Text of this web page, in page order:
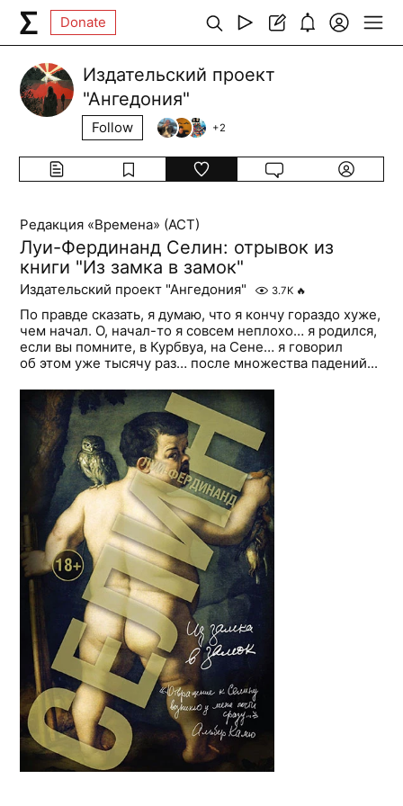
Donate
Издательский проект
"Ангедония"
Follow +2
Редакция «Времена» (АСТ)
Луи-Фердинанд Селин: отрывок из
книги "Из замка в замок"
Издательский проект "Ангедония" 3.7K 🔥
По правде сказать, я думаю, что я кончу гораздо хуже,
чем начал. О, начал-то я совсем неплохо… я родился,
если вы помните, в Курбвуа, на Сене… я говорил
об этом уже тысячу раз… после множества падений...